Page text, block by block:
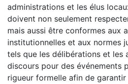
administrations et les élus
doivent non seulement
mais aussi être conformes aux
institutionnelles et aux normes
tels que les délibérations et les
discours pour des événements
rigueur formelle afin de